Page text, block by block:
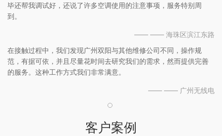
毕还帮我调试好，还说了许多空调使用的注意事项，服务特别周
到。
—— —— 海珠区滨江东路
在接触过程中，我们发现广州双阳与其他维修公司不同，操作规
范，有据可依，并且尽量花时间去研究我们的需求，然而提供完善
的服务。这种工作方式我们非常满意。
—— —— 广州无线电
客户案例